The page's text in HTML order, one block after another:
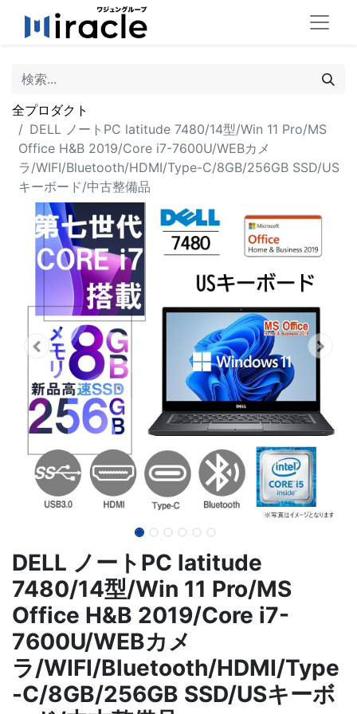
全プロダクト
DELL ノートPC latitude 7480/14型/Win 11 Pro/MS
Office H&B 2019/Core i7-7600U/WEBカメ
ラ/WIFI/Bluetooth/HDMI/Type-C/8GB/256GB SSD/US
キーボード/中古整備品
DELL ノートPC latitude
7480/14型/Win 11 Pro/MS
Office H&B 2019/Core i7-
7600U/WEBカメ
ラ/WIFI/Bluetooth/HDMI/Type
-C/8GB/256GB SSD/USキーボ